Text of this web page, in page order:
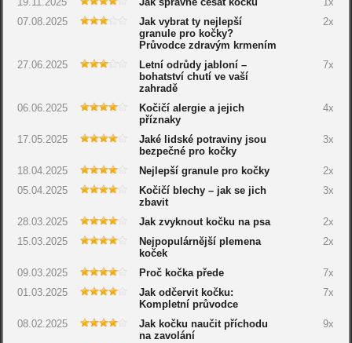
07.08.2025
Jak vybrat ty nejlepší
granule pro kočky?
Průvodce zdravým krmením
2x
27.06.2025
Letní odrůdy jabloní –
bohatství chutí ve vaší
zahradě
7x
06.06.2025
Kočičí alergie a jejich
příznaky
4x
17.05.2025
Jaké lidské potraviny jsou
bezpečné pro kočky
3x
18.04.2025 Nejlepší granule pro kočky
2x
05.04.2025
Kočičí blechy – jak se jich
zbavit
3x
28.03.2025 Jak zvyknout kočku na psa
2x
15.03.2025
Nejpopulárnější plemena
koček
2x
09.03.2025 Proč kočka přede
7x
01.03.2025
Jak odčervit kočku:
Kompletní průvodce
7x
08.02.2025
Jak kočku naučit příchodu
na zavolání
9x